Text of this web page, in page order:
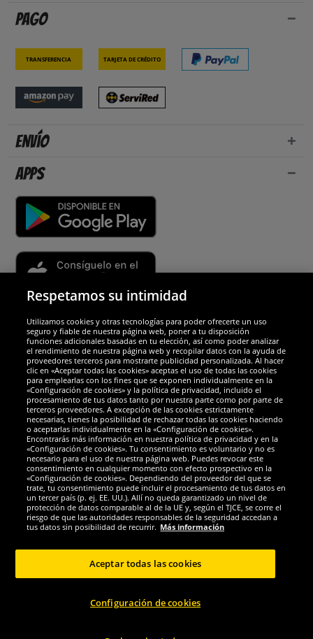
Pago
Transferencia Tarjeta de crédito
Envío
Apps
Socios y seguridad
Galardones
Redes sociales
Todos los derechos reservados
Respetamos su intimidad
Utilizamos cookies y otras tecnologías para poder ofrecerte un uso
seguro y fiable de nuestra página web, poner a tu disposición
funciones adicionales basadas en tu elección, así como poder analizar
el rendimiento de nuestra página web y recopilar datos con la ayuda de
proveedores terceros para mostrarte publicidad personalizada. Al hacer
clic en «Aceptar todas las cookies» aceptas el uso de todas las cookies
para emplearlas con los fines que se exponen individualmente en la
«Configuración de cookies» y la política de privacidad, incluido el
procesamiento de tus datos tanto por nuestra parte como por parte de
terceros proveedores. A excepción de las cookies estrictamente
necesarias, tienes la posibilidad de rechazar todas las cookies haciendo
o aceptarlas individualmente en la «Configuración de cookies».
Encontrarás más información en nuestra política de privacidad y en la
«Configuración de cookies». Tu consentimiento es voluntario y no es
necesario para el uso de nuestra página web. Puedes revocar este
consentimiento en cualquier momento con efecto prospectivo en la
«Configuración de cookies». Dependiendo del proveedor del que se
trate, tu consentimiento puede incluir el procesamiento de tus datos en
un tercer país (p. ej. EE. UU.). Allí no queda garantizado un nivel de
protección de datos comparable al de la UE y, según el TJCE, se corre el
riesgo de que las autoridades responsables de la seguridad accedan a
tus datos sin posibilidad de recurrir. Más información
Configuración de cookies
Aceptar todas las cookies